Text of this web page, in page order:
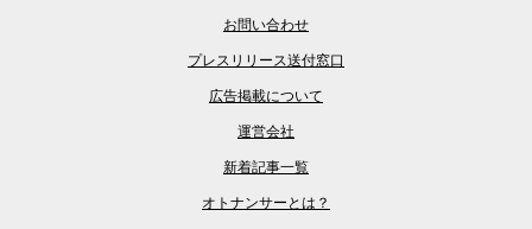
お問い合わせ
プレスリリース送付窓口
広告掲載について
運営会社
新着記事一覧
オトナンサーとは？